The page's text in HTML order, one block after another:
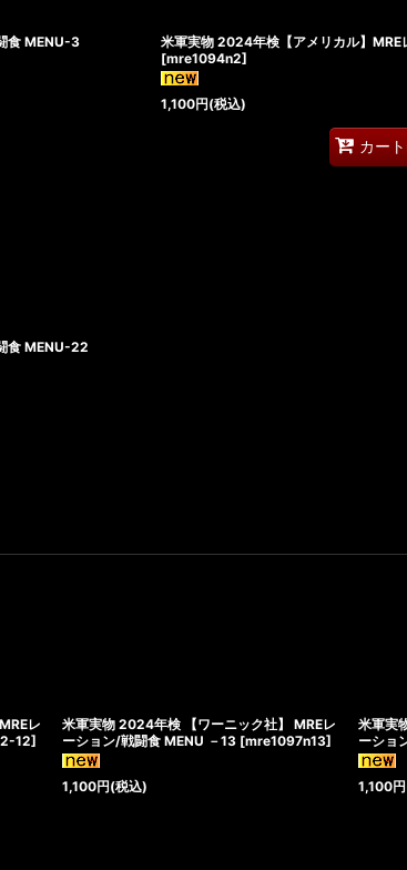
食 MENU-3
米軍実物 2024年検【アメリカル】
[mre1094n2]
1,100円(税込)
カー
食 MENU-22
レ
12]
米軍実物 2024年検 【ワーニック社】 MREレ
ーション/戦闘食 MENU －13 [mre1097n13]
1,100円(税込)
米軍実
ーショ
1,100円